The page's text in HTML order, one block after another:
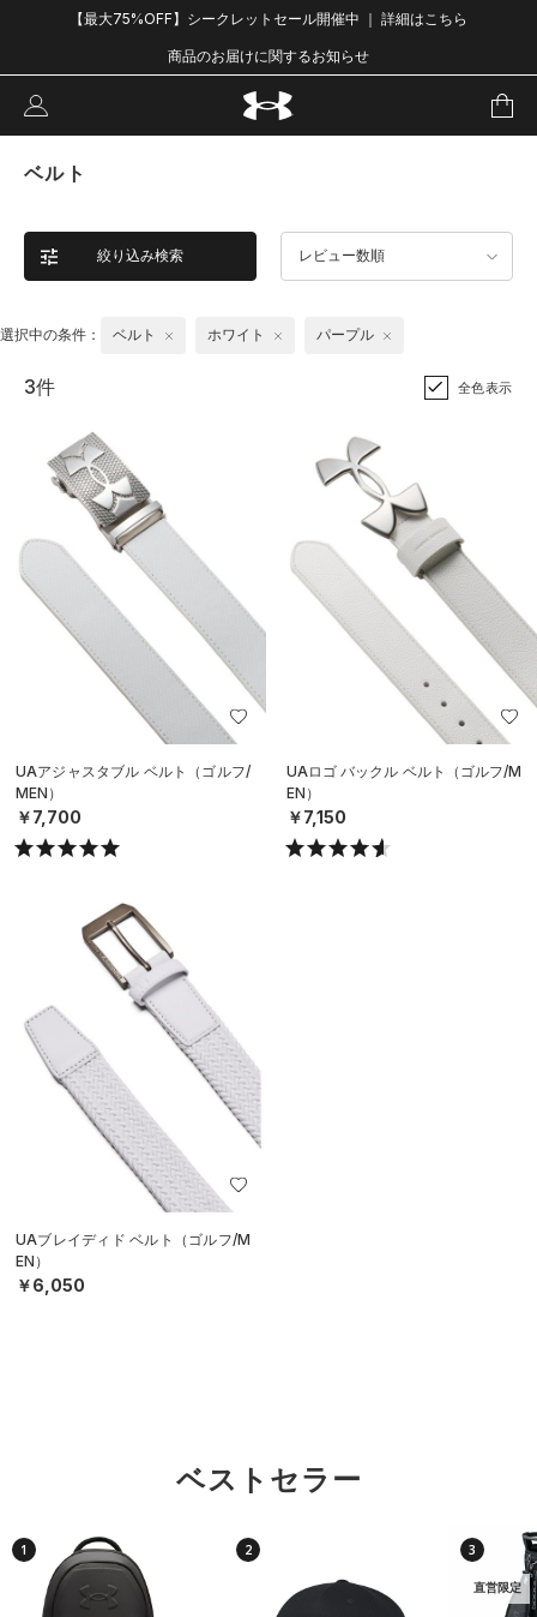
【最大75%OFF】シークレットセール開催中 ｜ 詳細はこちら
商品のお届けに関するお知らせ
ベルト
絞り込み検索 レビュー数順
選択中の条件： ベルト ホワイト パープル
3件 全色表示
UAアジャスタブル ベルト（ゴルフ/
MEN）
￥7,700
UAロゴ バックル ベルト（ゴルフ/M
EN）
￥7,150
UAブレイディド ベルト（ゴルフ/M
EN）
￥6,050
ベストセラー
1 2 3
直営限定